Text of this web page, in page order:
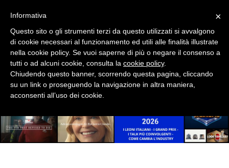
×
Informativa
Questo sito o gli strumenti terzi da questo utilizzati si avvalgono
di cookie necessari al funzionamento ed utili alle finalità illustrate
nella cookie policy. Se vuoi saperne di più o negare il consenso a
tutti o ad alcuni cookie, consulta la cookie policy.
Chiudendo questo banner, scorrendo questa pagina, cliccando
su un link o proseguendo la navigazione in altra maniera,
acconsenti all’uso dei cookie.